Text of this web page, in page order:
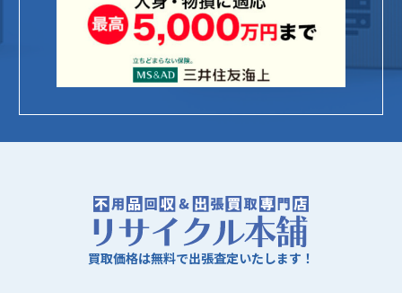
買取価格は無料で出張査定いたします！